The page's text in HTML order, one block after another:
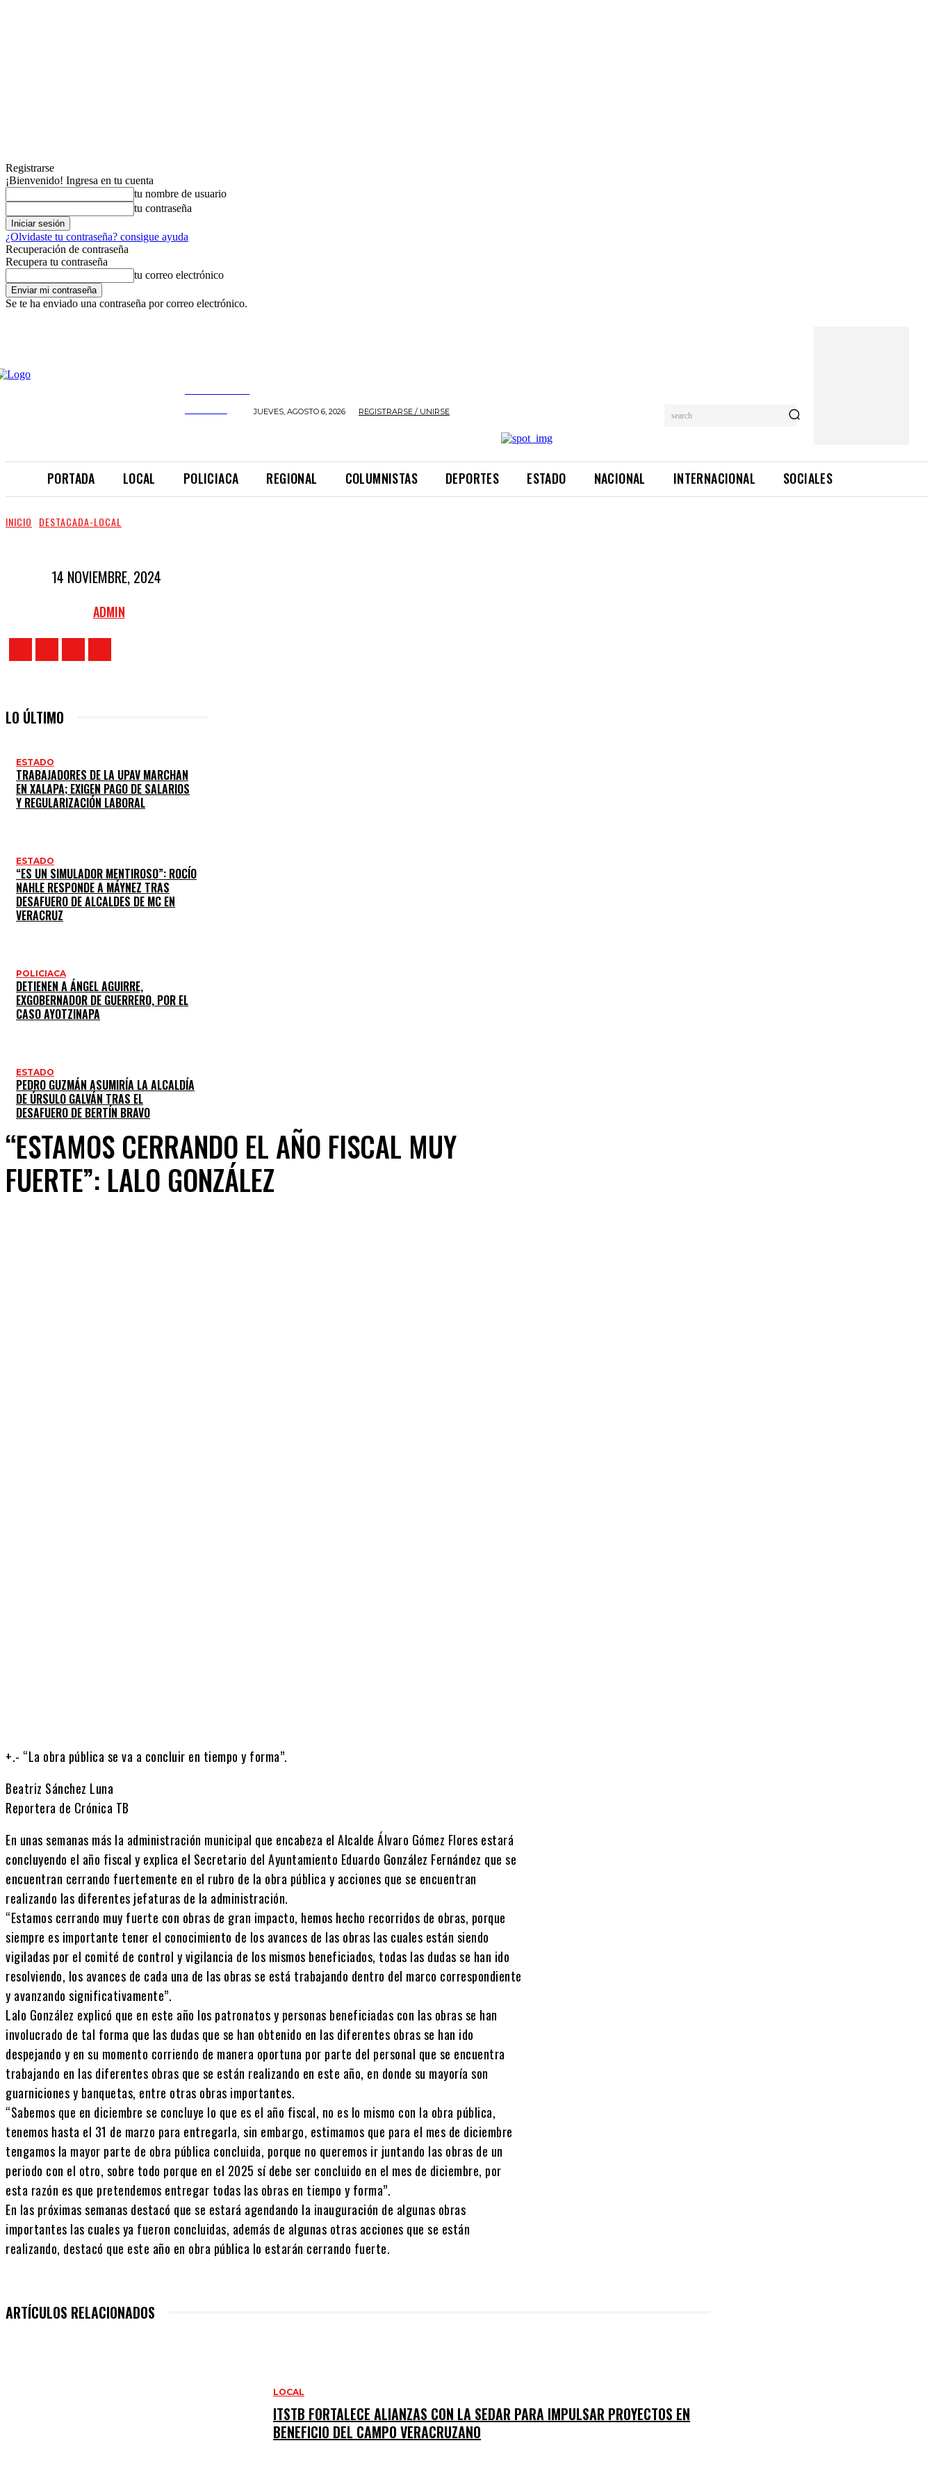
Registrarse
¡Bienvenido! Ingresa en tu cuenta
tu nombre de usuario
tu contraseña
¿Olvidaste tu contraseña? consigue ayuda
Recuperación de contraseña
Recupera tu contraseña
tu correo electrónico
Se te ha enviado una contraseña por correo electrónico.
JUEVES, AGOSTO 6, 2026 REGISTRARSE / UNIRSE search
PORTADA LOCAL POLICIACA REGIONAL COLUMNISTAS DEPORTES ESTADO NACIONAL INTERNACIONAL SOCIALES
INICIO DESTACADA-LOCAL
14 NOVIEMBRE, 2024
ADMIN
LO ÚLTIMO
ESTADO
TRABAJADORES DE LA UPAV MARCHAN
EN XALAPA; EXIGEN PAGO DE SALARIOS
Y REGULARIZACIÓN LABORAL
ESTADO
“ES UN SIMULADOR MENTIROSO”: ROCÍO
NAHLE RESPONDE A MÁYNEZ TRAS
DESAFUERO DE ALCALDES DE MC EN
VERACRUZ
POLICIACA
DETIENEN A ÁNGEL AGUIRRE,
EXGOBERNADOR DE GUERRERO, POR EL
CASO AYOTZINAPA
ESTADO
PEDRO GUZMÁN ASUMIRÍA LA ALCALDÍA
DE ÚRSULO GALVÁN TRAS EL
DESAFUERO DE BERTÍN BRAVO
“ESTAMOS CERRANDO EL AÑO FISCAL MUY
FUERTE”: LALO GONZÁLEZ
+.- “La obra pública se va a concluir en tiempo y forma”.
Beatriz Sánchez Luna
Reportera de Crónica TB
En unas semanas más la administración municipal que encabeza el Alcalde Álvaro Gómez Flores estará
concluyendo el año fiscal y explica el Secretario del Ayuntamiento Eduardo González Fernández que se
encuentran cerrando fuertemente en el rubro de la obra pública y acciones que se encuentran
realizando las diferentes jefaturas de la administración.
“Estamos cerrando muy fuerte con obras de gran impacto, hemos hecho recorridos de obras, porque
siempre es importante tener el conocimiento de los avances de las obras las cuales están siendo
vigiladas por el comité de control y vigilancia de los mismos beneficiados, todas las dudas se han ido
resolviendo, los avances de cada una de las obras se está trabajando dentro del marco correspondiente
y avanzando significativamente”.
Lalo González explicó que en este año los patronatos y personas beneficiadas con las obras se han
involucrado de tal forma que las dudas que se han obtenido en las diferentes obras se han ido
despejando y en su momento corriendo de manera oportuna por parte del personal que se encuentra
trabajando en las diferentes obras que se están realizando en este año, en donde su mayoría son
guarniciones y banquetas, entre otras obras importantes.
“Sabemos que en diciembre se concluye lo que es el año fiscal, no es lo mismo con la obra pública,
tenemos hasta el 31 de marzo para entregarla, sin embargo, estimamos que para el mes de diciembre
tengamos la mayor parte de obra pública concluida, porque no queremos ir juntando las obras de un
periodo con el otro, sobre todo porque en el 2025 sí debe ser concluido en el mes de diciembre, por
esta razón es que pretendemos entregar todas las obras en tiempo y forma”.
En las próximas semanas destacó que se estará agendando la inauguración de algunas obras
importantes las cuales ya fueron concluidas, además de algunas otras acciones que se están
realizando, destacó que este año en obra pública lo estarán cerrando fuerte.
ARTÍCULOS RELACIONADOS
LOCAL
ITSTB FORTALECE ALIANZAS CON LA SEDAR PARA IMPULSAR PROYECTOS EN
BENEFICIO DEL CAMPO VERACRUZANO